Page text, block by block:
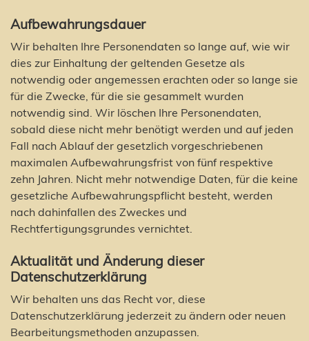
Aufbewahrungsdauer
Wir behalten Ihre Personendaten so lange auf, wie wir
dies zur Einhaltung der geltenden Gesetze als
notwendig oder angemessen erachten oder so lange sie
für die Zwecke, für die sie gesammelt wurden
notwendig sind. Wir löschen Ihre Personendaten,
sobald diese nicht mehr benötigt werden und auf jeden
Fall nach Ablauf der gesetzlich vorgeschriebenen
maximalen Aufbewahrungsfrist von fünf respektive
zehn Jahren. Nicht mehr notwendige Daten, für die keine
gesetzliche Aufbewahrungspflicht besteht, werden
nach dahinfallen des Zweckes und
Rechtfertigungsgrundes vernichtet.
Aktualität und Änderung dieser
Datenschutzerklärung
Wir behalten uns das Recht vor, diese
Datenschutzerklärung jederzeit zu ändern oder neuen
Bearbeitungsmethoden anzupassen.